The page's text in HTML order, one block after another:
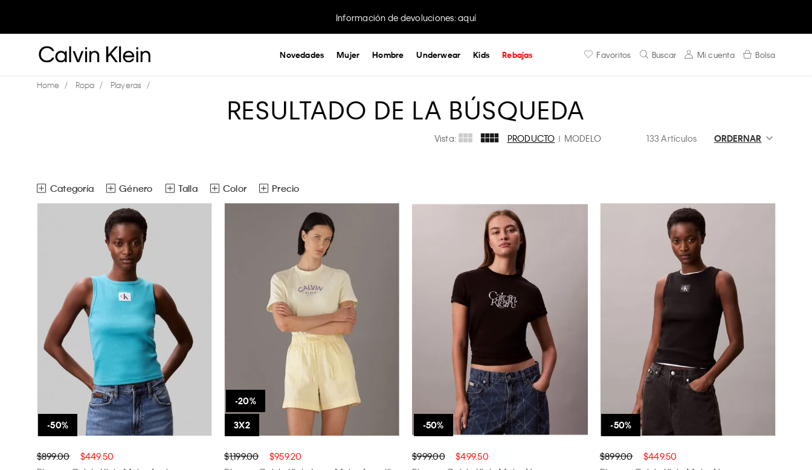
¡Haz un pedido online y recoge en tienda sin costo!
Favoritos Buscar Mi cuenta Bolsa
Novedades Mujer Hombre Underwear Kids Rebajas
Ropa Playeras
RESULTADO DE LA BÚSQUEDA
ORDERNAR
PRODUCTO MODELO 133 Artículos
Vista:
Género
Hombre
Mujer
Niña
Color
Talla Precio
APLICAR
$899.00 $449.50 $1,199.00 $959.20 $999.00 $499.50 $899.00 $449.50